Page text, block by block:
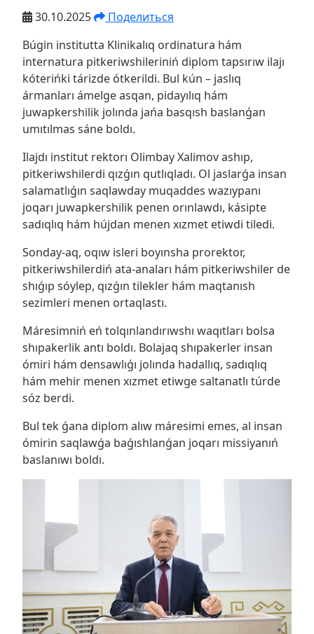
30.10.2025
Поделиться
Búgin institutta Klinikalıq ordinatura hám
internatura pitkeriwshileriniń diplom tapsırıw ilajı
kóterińki tárizde ótkerildi. Bul kún – jaslıq
ármanları ámelge asqan, pidayılıq hám
juwapkershilik jolında jańa basqısh baslanǵan
umıtılmas sáne boldı.
Ilajdı institut rektorı Olimbay Xalimov ashıp,
pitkeriwshilerdi qızǵın qutlıqladı. Ol jaslarǵa insan
salamatlıǵın saqlawday muqaddes wazıypanı
joqarı juwapkershilik penen orınlawdı, kásipte
sadıqlıq hám hújdan menen xızmet etiwdi tiledi.
Sonday-aq, oqıw isleri boyınsha prorektor,
pitkeriwshilerdiń ata-anaları hám pitkeriwshiler de
shıǵıp sóylep, qızǵın tilekler hám maqtanısh
sezimleri menen ortaqlastı.
Máresimniń eń tolqınlandırıwshı waqıtları bolsa
shıpakerlik antı boldı. Bolajaq shıpakerler insan
ómiri hám densawlıǵı jolında hadallıq, sadıqlıq
hám mehir menen xızmet etiwge saltanatlı túrde
sóz berdi.
Bul tek ǵana diplom alıw máresimi emes, al insan
ómirin saqlawǵa baǵıshlanǵan joqarı missiyanıń
baslanıwı boldı.